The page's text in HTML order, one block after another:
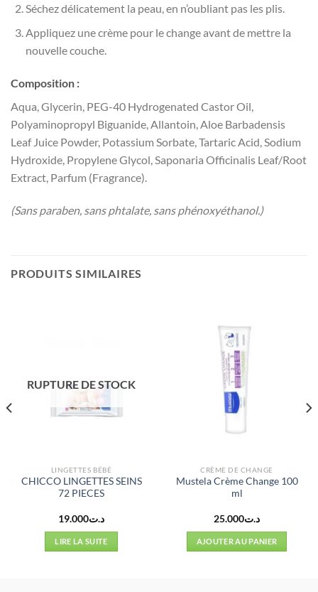
Séchez délicatement la peau, en n’oubliant pas les plis.
Appliquez une crème pour le change avant de mettre la
nouvelle couche.
Composition :
Aqua, Glycerin, PEG-40 Hydrogenated Castor Oil,
Polyaminopropyl Biguanide, Allantoin, Aloe Barbadensis
Leaf Juice Powder, Potassium Sorbate, Tartaric Acid, Sodium
Hydroxide, Propylene Glycol, Saponaria Officinalis Leaf/Root
Extract, Parfum (Fragrance).
(Sans paraben, sans phtalate, sans phénoxyéthanol.)
PRODUITS SIMILAIRES
RUPTURE DE STOCK
LINGETTES BÉBÉ
CHICCO LINGETTES SEINS
72 PIECES
د.ت19.000
LIRE LA SUITE
CRÈME DE CHANGE
Mustela Crème Change 100
ml
د.ت25.000
AJOUTER AU PANIER